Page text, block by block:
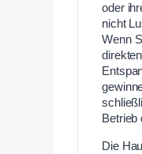
oder
nicht
Wenn
Betrieb
Die